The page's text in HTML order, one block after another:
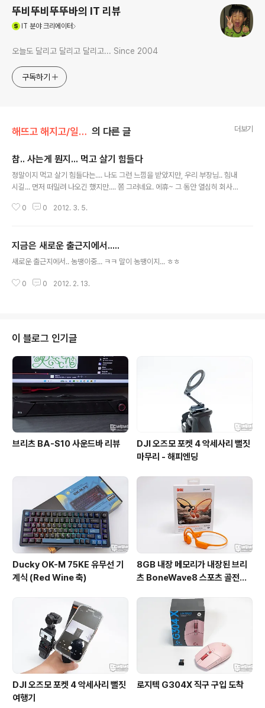
뚜비뚜비뚜뚜바의 IT 리뷰
IT 분야 크리에이터
오늘도 달리고 달리고 달리고... Since 2004
구독하기
해뜨고 해지고/일상의 추억들 의 다른 글 더보기
참.. 사는게 뭔지... 먹고 살기 힘들다
정말이지 먹고 살기 힘들다는.... 나도 그런 느낌을 받았지만, 우리 부장님.. 힘내
시길... 먼저 떠밀려 나오긴 했지만.... 쫌 그러네요. 에휴~ 그 동안 열심히 회사를
시길 기원합니다. 힘내세요~ 파이팅!!
0 0 2012. 3. 5.
지금은 새로운 출근지에서.....
새로운 출근지에서.. 농땡이중... ㅋㅋ 말이 농땡이지... ㅎㅎ
0 0 2012. 2. 13.
이 블로그 인기글
브리츠 BA-S10 사운드바 리뷰
DJI 오즈모 포켓 4 악세사리 뻘짓
마무리 - 해피엔딩
Ducky OK-M 75KE 유무선 기
계식 (Red Wine 축)
8GB 내장 메모리가 내장된 브리
츠 BoneWave8 스포츠 골전도
DJI 오즈모 포켓 4 악세사리 뻘짓
여행기
로지텍 G304X 직구 구입 도착